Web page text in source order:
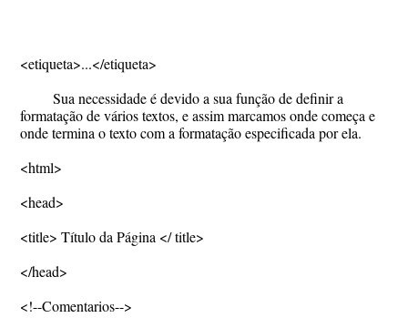
<etiqueta>...</etiqueta>
Sua necessidade é devido a sua função de definir a
formatação de vários textos, e assim marcamos onde começa e
onde termina o texto com a formatação especificada por ela.
<html>
<head>
<title> Título da Página </ title>
</head>
<!--Comentarios-->